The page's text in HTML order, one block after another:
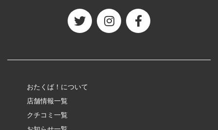
おたくば！について
店舗情報一覧
クチコミ一覧